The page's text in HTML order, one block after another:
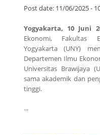
Kunjungan Inisiasi
Departemen Ilmu
Post date: 11/06/2025 -
Yogyakarta, 10 Juni
Ekonomi, Fakultas
Yogyakarta (UNY)
Departemen Ilmu
sama akademik dan